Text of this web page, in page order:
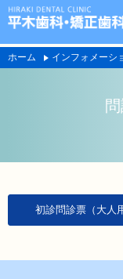
ホーム インフォメーシ
初診問診票（大人